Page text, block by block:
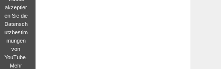
akzeptier
en Sie die
Datensch
utzbestim
mungen
von
YouTube.
Mehr